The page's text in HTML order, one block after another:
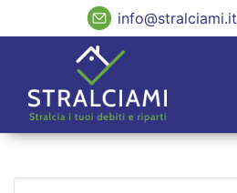
info@stralciami.it